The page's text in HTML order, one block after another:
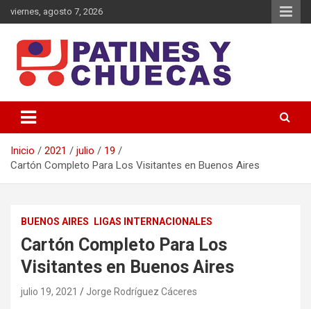
Saltar
al
viernes, agosto 7, 2026
Patines y Chuecas
Inicio 2021 julio
19
Cartón Completo Para Los Visitantes en Buenos Aires
BUENOS AIRES LIGAS INTERNACIONALES
Cartón Completo Para Los
Visitantes en Buenos Aires
julio 19, 2021 Jorge Rodríguez Cáceres